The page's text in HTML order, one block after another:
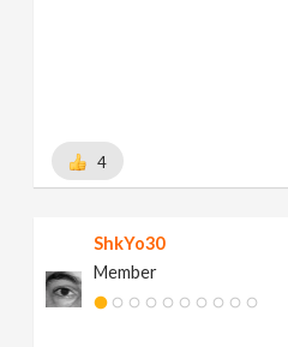
4
ShkYo30
Member